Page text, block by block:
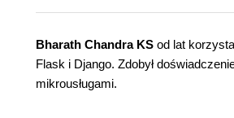
Bharath Chandra KS od lat
Flask i Django. Zdobył
mikrousługami.